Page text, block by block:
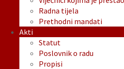
Radna tijela
Prethodni mandati
Akti
Statut
Poslovnik o radu
Propisi